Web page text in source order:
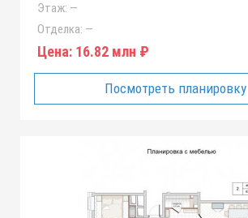
Этаж: —
Отделка: —
Цена: 16.82 млн ₽
Посмотреть планировку